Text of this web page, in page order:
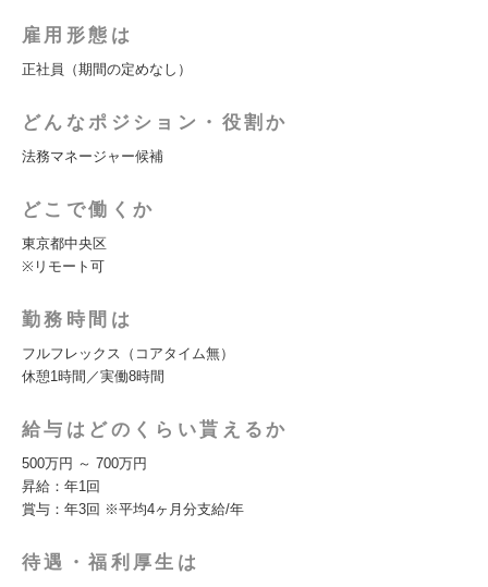
雇用形態は
正社員（期間の定めなし）
どんなポジション・役割か
法務マネージャー候補
どこで働くか
東京都中央区
※リモート可
勤務時間は
フルフレックス（コアタイム無）
休憩1時間／実働8時間
給与はどのくらい貰えるか
500万円 ～ 700万円
昇給：年1回
賞与：年3回 ※平均4ヶ月分支給/年
待遇・福利厚生は